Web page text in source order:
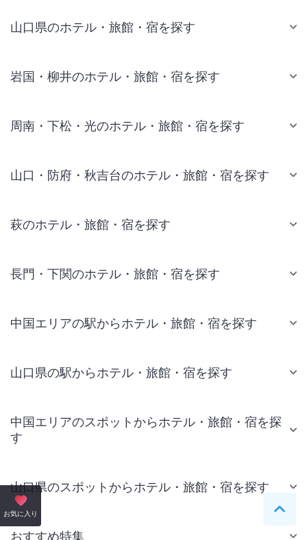
お気に入り ペー
山口県のホテル・旅館・宿を探す
岩国・柳井のホテル・旅館・宿を探す
周南・下松・光のホテル・旅館・宿を探す
山口・防府・秋吉台のホテル・旅館・宿を探す
萩のホテル・旅館・宿を探す
長門・下関のホテル・旅館・宿を探す
中国エリアの駅からホテル・旅館・宿を探す
山口県の駅からホテル・旅館・宿を探す
中国エリアのスポットからホテル・旅館・宿を探
す
山口県のスポットからホテル・旅館・宿を探す
おすすめ特集